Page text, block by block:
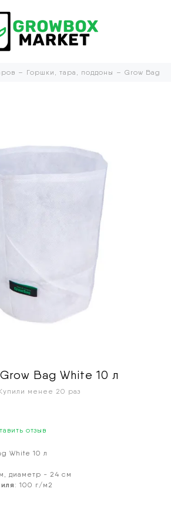
Горшки, тара, поддоны Grow Bag
Bag White 10 л
менее 20 раз
отзыв
White 10 л
диаметр - 24 см
: 100 г/м2